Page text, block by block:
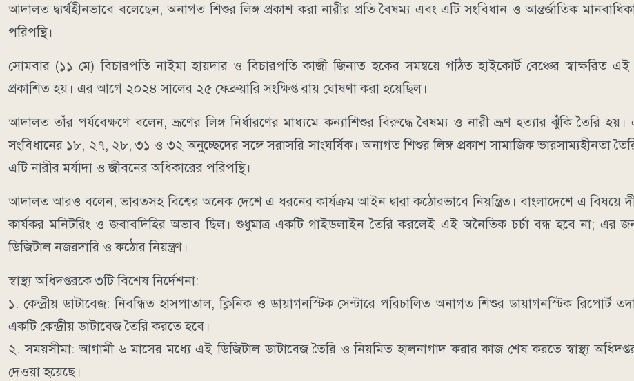
আদালত দ্ব্যর্থহীনভাবে বলেছেন, অনাগত শিশুর লিঙ্গ প্রকাশ করা নারীর প্রতি বৈষম্য এবং এটি সংবিধান ও আন্তর্জাতিক
পরিপন্থি।
সোমবার (১১ মে) বিচারপতি নাইমা হায়দার ও বিচারপতি কাজী জিনাত হকের সমন্বয়ে গঠিত হাইকোর্ট বেঞ্চের স্বাক্ষরিত এই
প্রকাশিত হয়। এর আগে ২০২৪ সালের ২৫ ফেব্রুয়ারি সংক্ষিপ্ত রায় ঘোষণা করা হয়েছিল।
আদালত তাঁর পর্যবেক্ষণে বলেন, ভ্রূণের লিঙ্গ নির্ধারণের মাধ্যমে কন্যাশিশুর বিরুদ্ধে বৈষম্য ও নারী ভ্রূণ হত্যার ঝুঁকি তৈরি হয়।
সংবিধানের ১৮, ২৭, ২৮, ৩১ ও ৩২ অনুচ্ছেদের সঙ্গে সরাসরি সাংঘর্ষিক। অনাগত শিশুর লিঙ্গ প্রকাশ সামাজিক ভারসাম্যহীনতা
এটি নারীর মর্যাদা ও জীবনের অধিকারের পরিপন্থি।
আদালত আরও বলেন, ভারতসহ বিশ্বের অনেক দেশে এ ধরনের কার্যক্রম আইন দ্বারা কঠোরভাবে নিয়ন্ত্রিত। বাংলাদেশে এ বিষয়ে
কার্যকর মনিটরিং ও জবাবদিহির অভাব ছিল। শুধুমাত্র একটি গাইডলাইন তৈরি করলেই এই অনৈতিক চর্চা বন্ধ হবে না; এর
ডিজিটাল নজরদারি ও কঠোর নিয়ন্ত্রণ।
স্বাস্থ্য অধিদপ্তরকে ৩টি বিশেষ নির্দেশনা:
১. কেন্দ্রীয় ডাটাবেজ: নিবন্ধিত হাসপাতাল, ক্লিনিক ও ডায়াগনস্টিক সেন্টারে পরিচালিত অনাগত শিশুর ডায়াগনস্টিক রিপোর্ট
একটি কেন্দ্রীয় ডাটাবেজ তৈরি করতে হবে।
২. সময়সীমা: আগামী ৬ মাসের মধ্যে এই ডিজিটাল ডাটাবেজ তৈরি ও নিয়মিত হালনাগাদ করার কাজ শেষ করতে স্বাস্থ্য
দেওয়া হয়েছে।